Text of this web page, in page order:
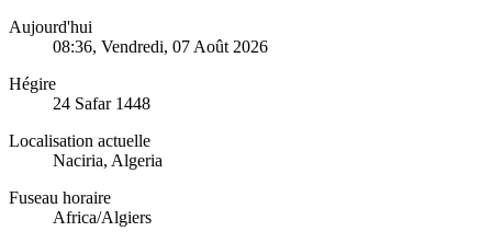
Aujourd'hui
08:36, Vendredi, 07 Août 2026
Hégire
24 Safar 1448
Localisation actuelle
Naciria, Algeria
Fuseau horaire
Africa/Algiers